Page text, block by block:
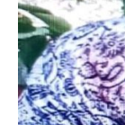
ФОТО
ВІДЕО